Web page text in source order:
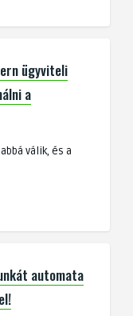
ügyviteli
a
válik, és a
automata